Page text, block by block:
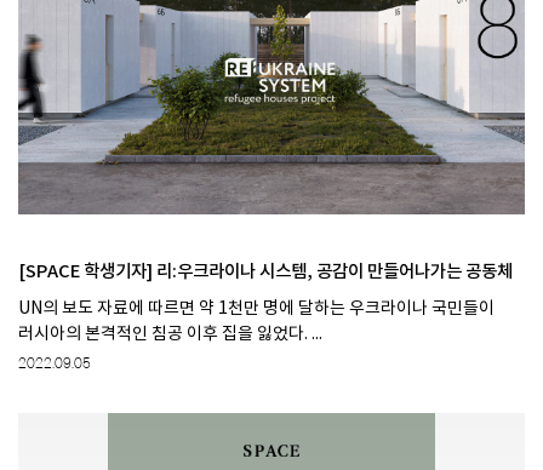
[SPACE 학생기자] 리:우크라이나 시스템, 공감이 만들어나가는 공동체 ​
UN의 보도 자료에 따르면 약 1천만 명에 달하는 우크라이나 국민들이
러시아의 본격적인 침공 이후 집을 잃었다. ...
2022.09.05